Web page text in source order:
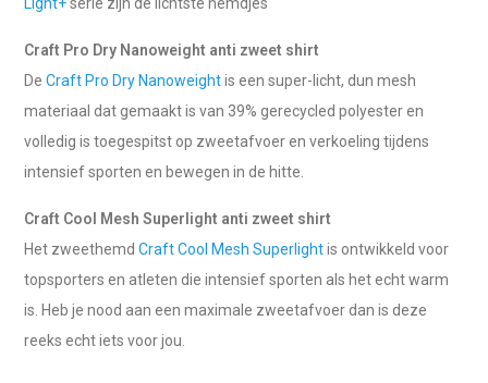
Craft Pro Dry Nanoweight anti zweet shirt
DeCraft Pro Dry Nanoweightis een super-licht, dun mesh
materiaal dat gemaakt is van 39% gerecycled polyester en
volledig is toegespitst op zweetafvoer en verkoeling tijdens
intensief sporten en bewegen in de hitte.
Craft Cool Mesh Superlight anti zweet shirt
Het zweethemdCraft Cool Mesh Superlightis ontwikkeld voor
topsporters en atleten die intensief sporten als het echt warm
is. Heb je nood aan een maximale zweetafvoer dan is deze
reeks echt iets voor jou.